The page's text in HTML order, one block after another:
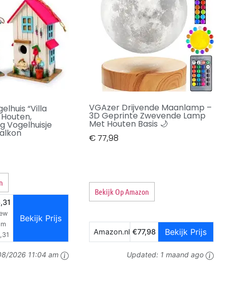
“Villa
Vogelhuisje
Bekijk Prijs
2026 11:04 am
VGAzer Drijvende Maanlamp –
3D Geprinte Zwevende Lamp
Met Houten Basis 🌙
€77,98
Bekijk Op Amazon
Amazon.nl €77,98 Bekijk Prijs
Updated: 1 maand ago